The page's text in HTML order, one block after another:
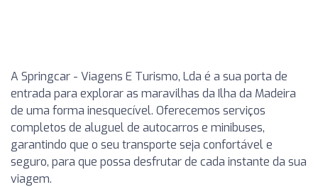
A Springcar - Viagens E Turismo, Lda é a sua porta de
entrada para explorar as maravilhas da Ilha da Madeira
de uma forma inesquecível. Oferecemos serviços
completos de aluguel de autocarros e minibuses,
garantindo que o seu transporte seja confortável e
seguro, para que possa desfrutar de cada instante da sua
viagem.